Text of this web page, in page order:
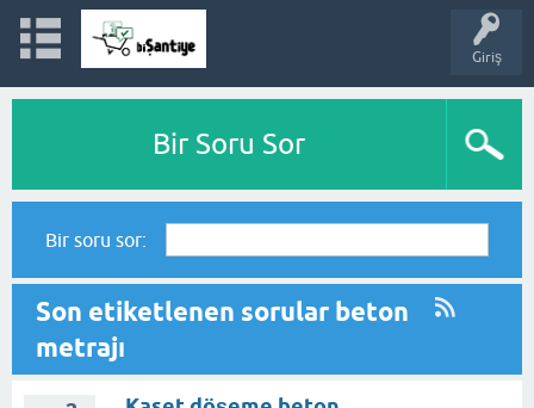
Giriş
Bir Soru Sor
Bir soru sor:
Son etiketlenen sorular beton
metrajı